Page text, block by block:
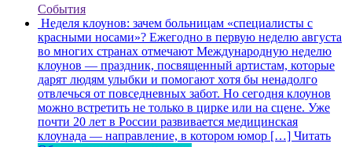
События
Неделя клоунов: зачем больницам «специалисты с
красными носами»? Ежегодно в первую неделю августа
во многих странах отмечают Международную неделю
клоунов — праздник, посвященный артистам, которые
дарят людям улыбки и помогают хотя бы ненадолго
отвлечься от повседневных забот. Но сегодня клоунов
можно встретить не только в цирке или на сцене. Уже
почти 20 лет в России развивается медицинская
клоунада — направление, в котором юмор […] Читать